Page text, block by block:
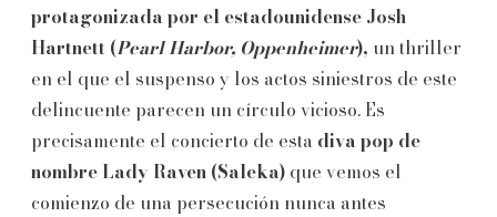
protagonizada por el estadounidense Josh
Hartnett (Pearl Harbor, Oppenheimer), un thriller
en el que el suspenso y los actos siniestros de este
delincuente parecen un círculo vicioso. Es
precisamente el concierto de esta diva pop de
nombre Lady Raven (Saleka) que vemos el
comienzo de una persecución nunca antes